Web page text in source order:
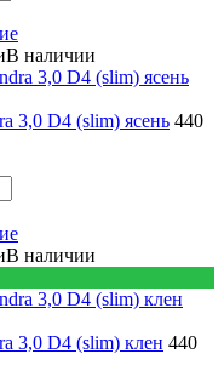
В наличии
3,0 D4 (slim) ясень 440
В наличии
3,0 D4 (slim) клен 440